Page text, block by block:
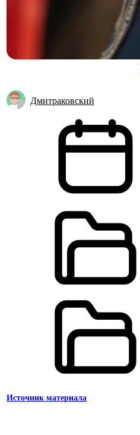
Дмитраковский
Источник материала